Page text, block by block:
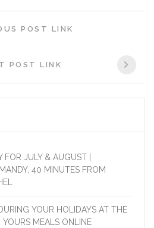
POST LINK
POST LINK
FOR JULY & AUGUST |
40 MINUTES FROM
YOUR HOLIDAYS AT THE
YOURS MEALS ONLINE